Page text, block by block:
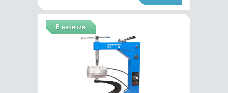
В наличии